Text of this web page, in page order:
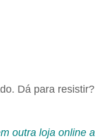
Dá para resistir?
outra loja online a